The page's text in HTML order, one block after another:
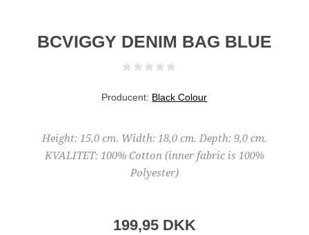
BCVIGGY DENIM BAG BLUE
Producent: Black Colour
Height: 15,0 cm. Width: 18,0 cm. Depth: 9,0 cm.
KVALITET: 100% Cotton (inner fabric is 100%
Polyester)
199,95 DKK